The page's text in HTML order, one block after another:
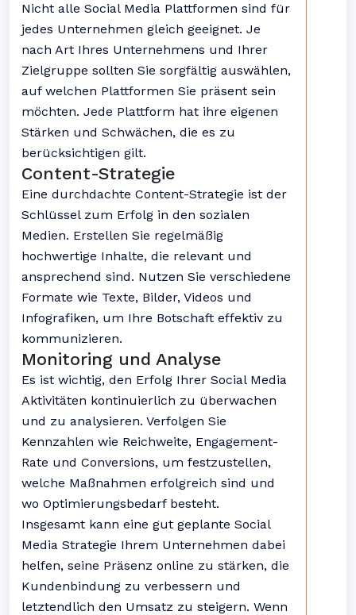
Nicht alle Social Media Plattformen sind für
jedes Unternehmen gleich geeignet. Je
nach Art Ihres Unternehmens und Ihrer
Zielgruppe sollten Sie sorgfältig auswählen,
auf welchen Plattformen Sie präsent sein
möchten. Jede Plattform hat ihre eigenen
Stärken und Schwächen, die es zu
berücksichtigen gilt.
Content-Strategie
Eine durchdachte Content-Strategie ist der
Schlüssel zum Erfolg in den sozialen
Medien. Erstellen Sie regelmäßig
hochwertige Inhalte, die relevant und
ansprechend sind. Nutzen Sie verschiedene
Formate wie Texte, Bilder, Videos und
Infografiken, um Ihre Botschaft effektiv zu
kommunizieren.
Monitoring und Analyse
Es ist wichtig, den Erfolg Ihrer Social Media
Aktivitäten kontinuierlich zu überwachen
und zu analysieren. Verfolgen Sie
Kennzahlen wie Reichweite, Engagement-
Rate und Conversions, um festzustellen,
welche Maßnahmen erfolgreich sind und
wo Optimierungsbedarf besteht.
Insgesamt kann eine gut geplante Social
Media Strategie Ihrem Unternehmen dabei
helfen, seine Präsenz online zu stärken, die
Kundenbindung zu verbessern und
letztendlich den Umsatz zu steigern. Wenn